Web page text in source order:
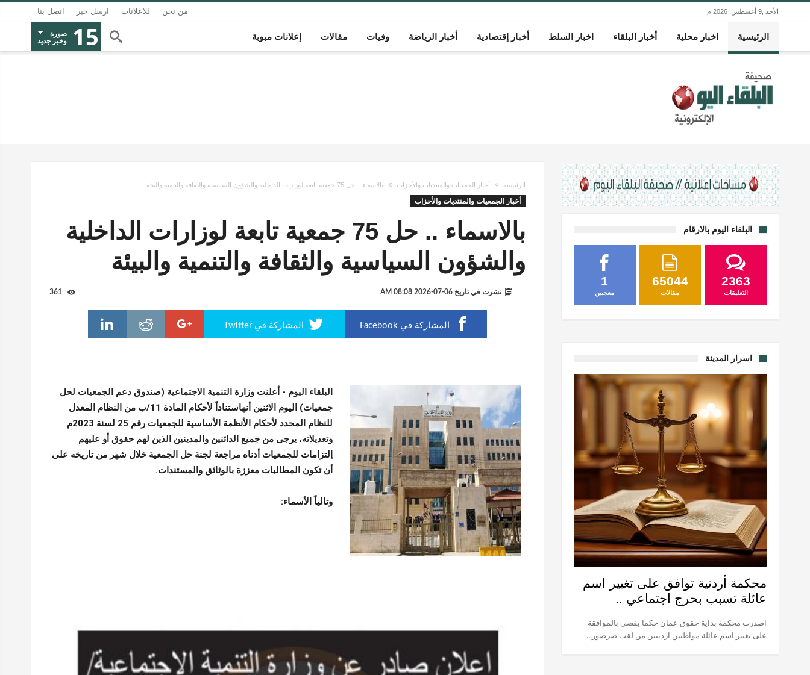
الأحد ,9 أغسطس, 2026 م من نحن للاعلانات ارسل خبر اتصل بنا
الرئيسية اخبار محلية أخبار البلقاء اخبار السلط أخبار إقتصادية أخبار الرياضة وفيات مقالات إعلانات مبوبة 15 صورة
وخبر جديد
الرئيسية أخبار الجمعيات والمنتديات والأحزاب بالاسماء .. حل 75 جمعية تابعة لوزارات الداخلية والشؤون السياسية والثقافة والتنمية والبيئة
أخبار الجمعيات والمنتديات والأحزاب
بالاسماء .. حل 75 جمعية تابعة لوزارات الداخلية
والشؤون السياسية والثقافة والتنمية والبيئة
نشرت في تاريخ 06-07-2026 08:08 AM
المشاركة في Facebook المشاركة في Twitter
البلقاء اليوم - أعلنت وزارة التنمية الاجتماعية (صندوق دعم الجمعيات لحل
جمعيات) اليوم الاثنين أنهاستناداً لأحكام المادة 11/ب من النظام المعدل
للنظام المحدد لأحكام الأنظمة الأساسية للجمعيات رقم 25 لسنة 2023م
وتعديلاته، يرجى من جميع الدائنين والمدينين الذين لهم حقوق أو عليهم
إلتزامات للجمعيات أدناه مراجعة لجنة حل الجمعية خلال شهر من تاريخه على
أن تكون المطالبات معززة بالوثائق والمستندات.
وتالياً الأسماء:
البلقاء اليوم بالارقام
1
معجبين
65044
مقالات
2363
التعليقات
اسرار المدينة
محكمة أردنية توافق على تغيير اسم
عائلة تسبب بحرج اجتماعي ..
اصدرت محكمة بداية حقوق عمان حكما يقضي بالموافقة
على تغيير اسم عائلة مواطنين اردنيين من لقب صرصور...